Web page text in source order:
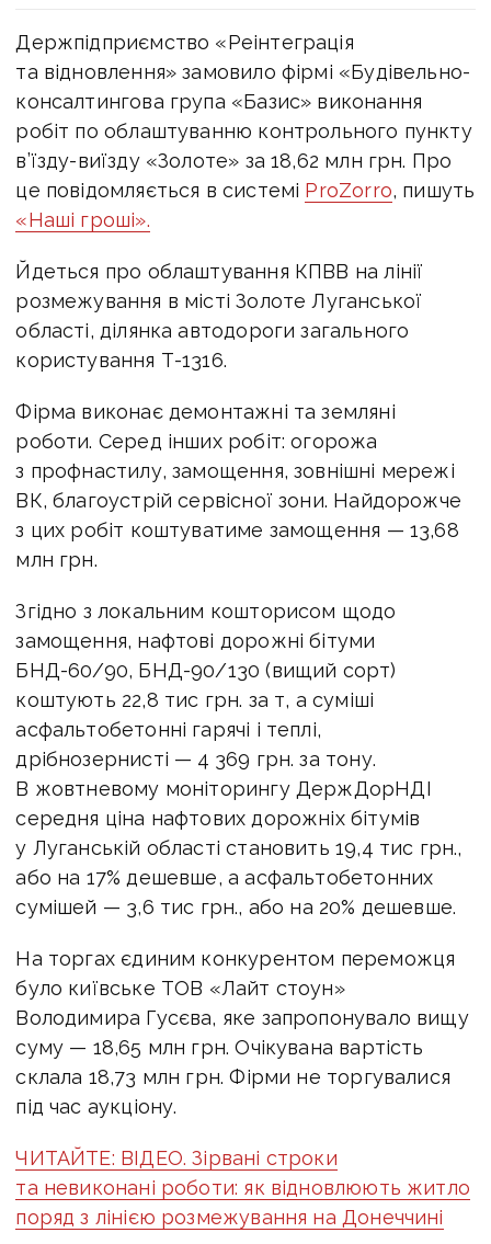
Держпідприємство «Реінтеграція
та відновлення» замовило фірмі «Будівельно-
консалтингова група «Базис» виконання
робіт по облаштуванню контрольного пункту
в’їзду-виїзду «Золоте» за 18,62 млн грн. Про
це повідомляється в системі ProZorro, пишуть
«Наші гроші».
Йдеться про облаштування КПВВ на лінії
розмежування в місті Золоте Луганської
області, ділянка автодороги загального
користування Т-1316.
Фірма виконає демонтажні та земляні
роботи. Серед інших робіт: огорожа
з профнастилу, замощення, зовнішні мережі
ВК, благоустрій сервісної зони. Найдорожче
з цих робіт коштуватиме замощення — 13,68
млн грн.
Згідно з локальним кошторисом щодо
замощення, нафтові дорожні бітуми
БНД-60/90, БНД-90/130 (вищий сорт)
коштують 22,8 тис грн. за т, а суміші
асфальтобетонні гарячі і теплі,
дрібнозернисті — 4 369 грн. за тону.
В жовтневому моніторингу ДержДорНДІ
середня ціна нафтових дорожніх бітумів
у Луганській області становить 19,4 тис грн.,
або на 17% дешевше, а асфальтобетонних
сумішей — 3,6 тис грн., або на 20% дешевше.
На торгах єдиним конкурентом переможця
було київське ТОВ «Лайт стоун»
Володимира Гусєва, яке запропонувало вищу
суму — 18,65 млн грн. Очікувана вартість
склала 18,73 млн грн. Фірми не торгувалися
під час аукціону.
ЧИТАЙТЕ: ВІДЕО. Зірвані строки
та невиконані роботи: як відновлюють житло
поряд з лінією розмежування на Донеччині